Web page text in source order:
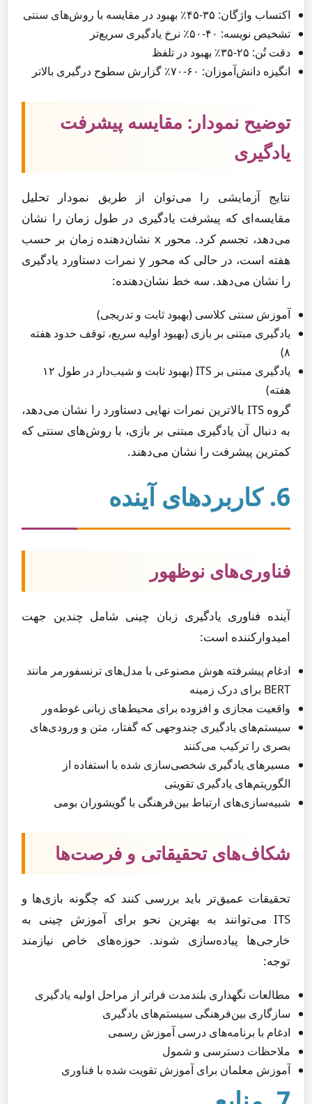
اکتساب واژگان: ۳۵-۴۵٪ بهبود در مقایسه با روش‌های سنتی
تشخیص نویسه: ۴۰-۵۰٪ نرخ یادگیری سریع‌تر
دقت تُن: ۲۵-۳۵٪ بهبود در تلفظ
انگیزه دانش‌آموزان: ۶۰-۷۰٪ گزارش سطوح درگیری بالاتر
توضیح نمودار: مقایسه پیشرفت
یادگیری
نتایج آزمایشی را می‌توان از طریق نمودار تحلیل
مقایسه‌ای که پیشرفت یادگیری در طول زمان را نشان
می‌دهد، تجسم کرد. محور x نشان‌دهنده زمان بر حسب
هفته است، در حالی که محور y نمرات دستاورد یادگیری
را نشان می‌دهد. سه خط نشان‌دهنده:
آموزش سنتی کلاسی (بهبود ثابت و تدریجی)
یادگیری مبتنی بر بازی (بهبود اولیه سریع، توقف حدود هفته
۸)
یادگیری مبتنی بر ITS (بهبود ثابت و شیب‌دار در طول ۱۲
هفته)
گروه ITS بالاترین نمرات نهایی دستاورد را نشان می‌دهد،
به دنبال آن یادگیری مبتنی بر بازی، با روش‌های سنتی که
کمترین پیشرفت را نشان می‌دهند.
6. کاربردهای آینده
فناوری‌های نوظهور
آینده فناوری یادگیری زبان چینی شامل چندین جهت
امیدوارکننده است:
ادغام پیشرفته هوش مصنوعی با مدل‌های ترنسفورمر مانند
BERT برای درک زمینه
واقعیت مجازی و افزوده برای محیط‌های زبانی غوطه‌ور
سیستم‌های یادگیری چندوجهی که گفتار، متن و ورودی‌های
بصری را ترکیب می‌کنند
مسیرهای یادگیری شخصی‌سازی شده با استفاده از
الگوریتم‌های یادگیری تقویتی
شبیه‌سازی‌های ارتباط بین‌فرهنگی با گویشوران بومی
شکاف‌های تحقیقاتی و فرصت‌ها
تحقیقات عمیق‌تر باید بررسی کنند که چگونه بازی‌ها و
ITS می‌توانند به بهترین نحو برای آموزش چینی به
خارجی‌ها پیاده‌سازی شوند. حوزه‌های خاص نیازمند
توجه:
مطالعات نگهداری بلندمدت فراتر از مراحل اولیه یادگیری
سازگاری بین‌فرهنگی سیستم‌های یادگیری
ادغام با برنامه‌های درسی آموزش رسمی
ملاحظات دسترسی و شمول
آموزش معلمان برای آموزش تقویت شده با فناوری